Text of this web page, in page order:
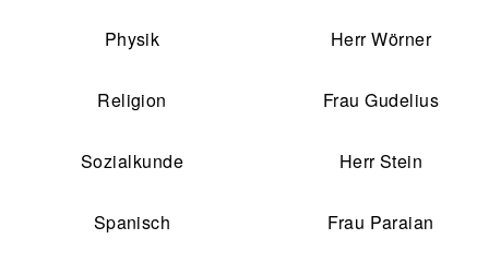
Physik Herr Wörner
Religion Frau Gudelius
Sozialkunde Herr Stein
Spanisch Frau Paraian